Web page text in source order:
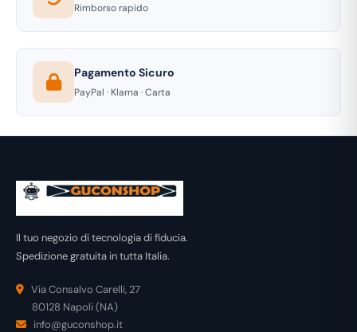
Rimborso rapido
Pagamento Sicuro
PayPal · Klarna · Carta
Il tuo negozio di tecnologia di fiducia.
Spedizione gratuita in tutta Italia.
Via Consalvo Carelli, 27
80128 Napoli (NA)
info@guconshop.it